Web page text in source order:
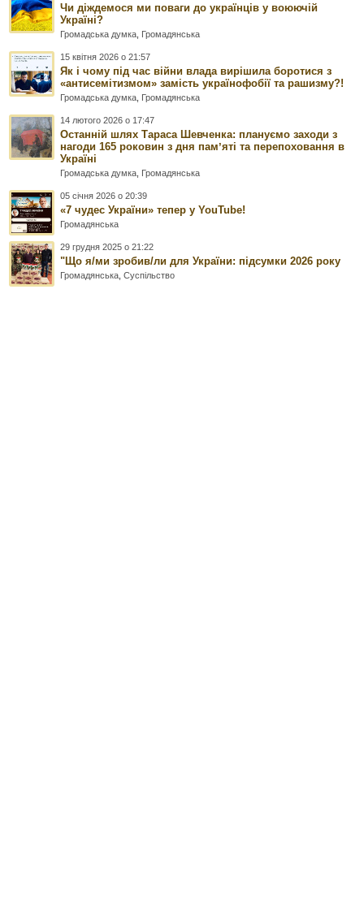
Чи діждемося ми поваги до українців у воюючій
Україні?
Громадська думка Громадянська
15 квітня 2026 о 21:57
Як і чому під час війни влада вирішила боротися з
«антисемітизмом» замість українофобії та рашизму?!
Громадська думка Громадянська
14 лютого 2026 о 17:47
Останній шлях Тараса Шевченка: плануємо заходи з
нагоди 165 роковин з дня памʼяті та перепоховання в
Україні
Громадська думка Громадянська
05 січня 2026 о 20:39
«7 чудес України» тепер у YouTube!
Громадянська
29 грудня 2025 о 21:22
"Що я/ми зробив/ли для України: підсумки 2026 року
Громадянська ,Суспільство